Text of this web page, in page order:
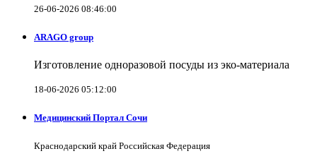
26-06-2026 08:46:00
ARAGO group
Изготовление одноразовой посуды из эко-материала
18-06-2026 05:12:00
Медицинский Портал Сочи
Краснодарский край Российская Федерация